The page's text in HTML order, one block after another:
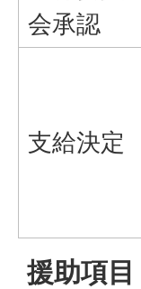
会承認
支給決定
援助項目